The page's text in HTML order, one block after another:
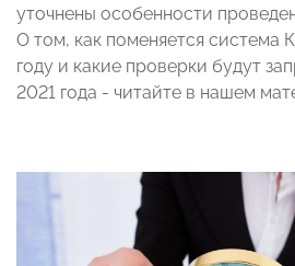
уточнены особенности
О том, как поменяется
году и какие проверки будут
2021 года - читайте в нашем